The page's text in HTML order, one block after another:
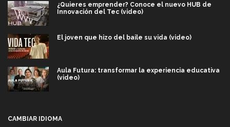
¿Quieres emprender? Conoce el nuevo HUB de
Innovación del Tec (video)
El joven que hizo del baile su vida (video)
Aula Futura: transformar la experiencia educativa
(video)
CAMBIAR IDIOMA